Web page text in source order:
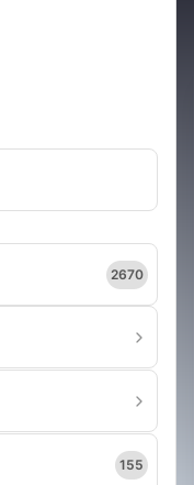
2670
155